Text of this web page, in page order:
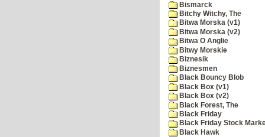
Bismarck
Bitchy Witchy, The
Bitwa Morska (v1)
Bitwa Morska (v2)
Bitwa O Anglie
Bitwy Morskie
Biznesik
Biznesmen
Black Bouncy Blob
Black Box (v1)
Black Box (v2)
Black Forest, The
Black Friday
Black Friday Stock
Black Hawk